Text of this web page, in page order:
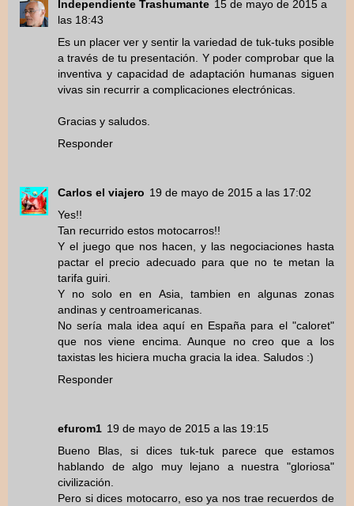
Independiente Trashumante 15 de mayo de 2015 a
las 18:43
Es un placer ver y sentir la variedad de tuk-tuks posible
a través de tu presentación. Y poder comprobar que la
inventiva y capacidad de adaptación humanas siguen
vivas sin recurrir a complicaciones electrónicas.
Gracias y saludos.
Responder
Carlos el viajero 19 de mayo de 2015 a las 17:02
Yes!!
Tan recurrido estos motocarros!!
Y el juego que nos hacen, y las negociaciones hasta
pactar el precio adecuado para que no te metan la
tarifa guiri.
Y no solo en en Asia, tambien en algunas zonas
andinas y centroamericanas.
No sería mala idea aquí en España para el "caloret"
que nos viene encima. Aunque no creo que a los
taxistas les hiciera mucha gracia la idea. Saludos :)
Responder
efurom1 19 de mayo de 2015 a las 19:15
Bueno Blas, si dices tuk-tuk parece que estamos
hablando de algo muy lejano a nuestra "gloriosa"
civilización.
Pero si dices motocarro, eso ya nos trae recuerdos de